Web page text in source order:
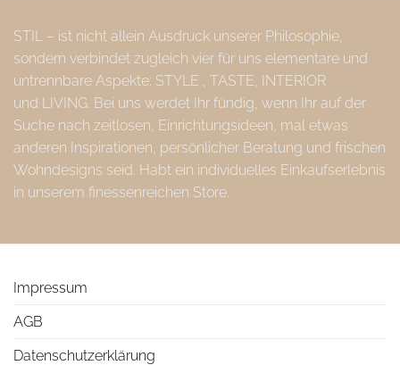
STIL – ist nicht allein Ausdruck unserer Philosophie,
sondern verbindet zugleich vier für uns elementare und
untrennbare Aspekte: STYLE , TASTE, INTERIOR
und LIVING. Bei uns werdet Ihr fündig, wenn Ihr auf der
Suche nach zeitlosen, Einrichtungsideen, mal etwas
anderen Inspirationen, persönlicher Beratung und frischen
Wohndesigns seid. Habt ein individuelles Einkaufserlebnis
in unserem finessenreichen Store.
Impressum
AGB
Datenschutzerklärung